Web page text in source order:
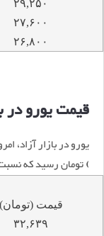
۲۹,۲۵۰
۲۷,۶۰۰
۲۶,۸۰۰
قیمت یورو در
) تومان رسید که نسبت به روز
قیمت (تومان)
۳۲,۶۳۹